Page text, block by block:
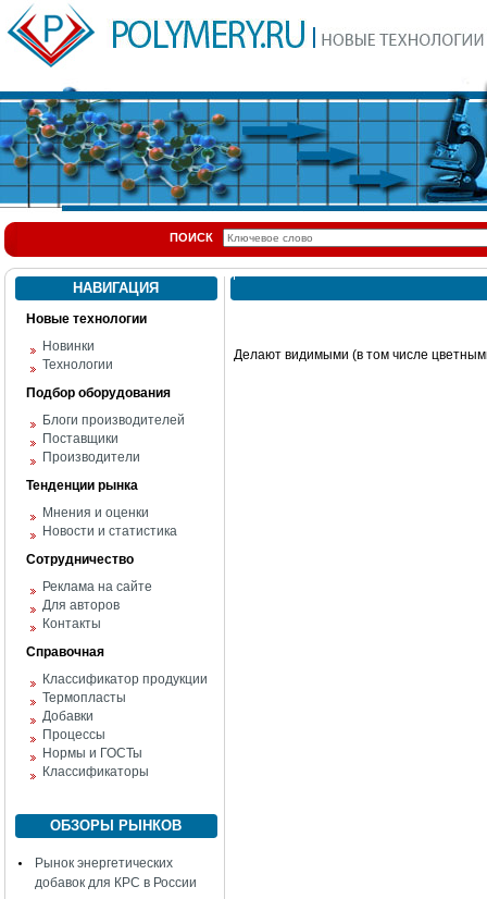
ПОИСК
НАВИГАЦИЯ
Новые технологии
Новинки
Технологии
Подбор оборудования
Блоги производителей
Поставщики
Производители
Тенденции рынка
Мнения и оценки
Новости и статистика
Сотрудничество
Реклама на сайте
Для авторов
Контакты
Справочная
Классификатор продукции
Термопласты
Добавки
Процессы
Нормы и ГОСТы
Классификаторы
ОБЗОРЫ РЫНКОВ
Рынок энергетических
добавок для КРС в России
Делают видимыми (в том числе